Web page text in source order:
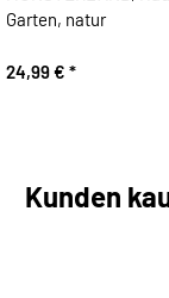
Garten, natur
24,99 € *
Kunden